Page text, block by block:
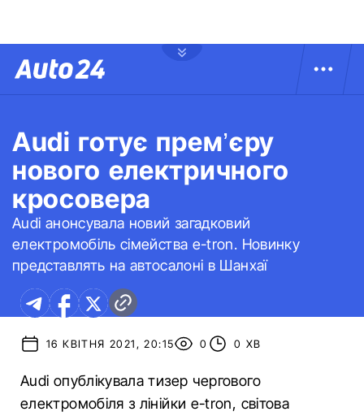
Audi готує прем’єру
нового електричного
кросовера
Audi анонсувала новий загадковий
електромобіль сімейства e-tron. Новинку
представлять на автосалоні в Шанхаї
16 КВІТНЯ 2021, 20:15 0 0 ХВ
Audi опублікувала тизер чергового
електромобіля з лінійки e-tron, світова